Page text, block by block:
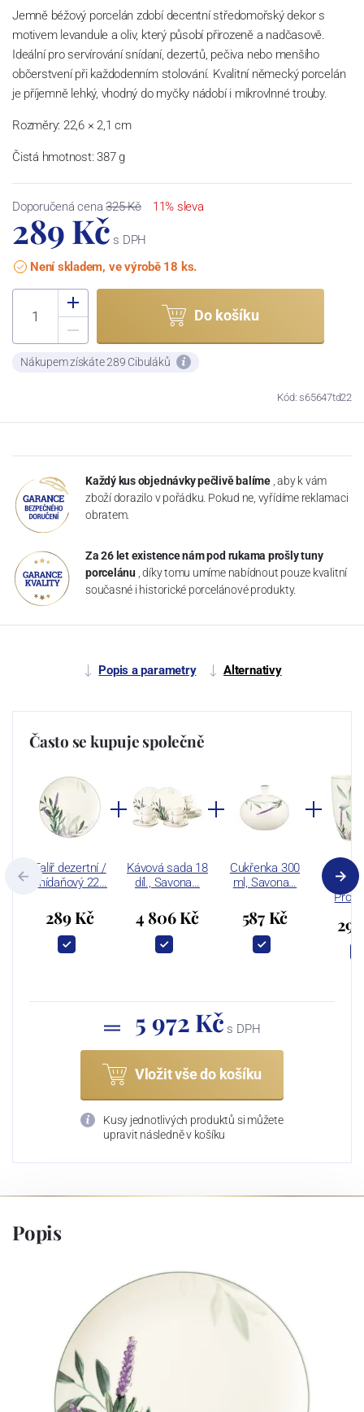
Jemně béžový porcelán zdobí decentní středomořský dekor s
motivem levandule a oliv, který působí přirozeně a nadčasově.
Ideální pro servírování snídaní, dezertů, pečiva nebo menšího
občerstvení při každodenním stolování. Kvalitní německý porcelán
je příjemně lehký, vhodný do myčky nádobí i mikrovlnné trouby.
Rozměry: 22,6 × 2,1 cm
Čistá hmotnost: 387 g
Doporučená cena325 Kč 11% sleva
289 Kč s DPH
Není skladem, ve výrobě 18 ks.
Do košíku
Nákupem získáte 289 Cibuláků
Kód: s65647td22
Každý kus objednávky pečlivě balíme , aby k vám
zboží dorazilo v pořádku. Pokud ne, vyřídíme reklamaci
obratem.
Za 26 let existence nám pod rukama prošly tuny
porcelánu , díky tomu umíme nabídnout pouze kvalitní
současné i historické porcelánové produkty.
Popis a parametry Alternativy
Často se kupuje společně
Talíř dezertní /
snídaňový 22…
289 Kč
Kávová sada 18
díl., Savona…
4 806 Kč
Cukřenka 300
ml, Savona…
587 Kč
Hrnek
5 972 Kč s DPH
Vložit vše do košíku
Kusy jednotlivých produktů si můžete
upravit následně v košíku
Popis